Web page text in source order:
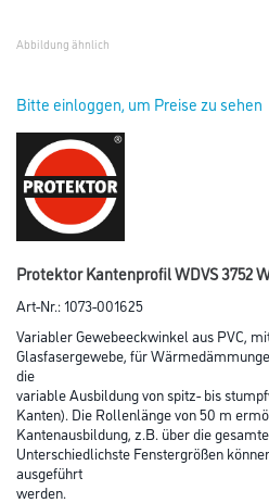
Abbildung ähnlich
Bitte einloggen, um Preise zu sehen
Protektor Kantenprofil WDVS 3752
Art-Nr.:1073-001625
Variabler Gewebeeckwinkel aus PVC,
Glasfasergewebe, für
die
variable Ausbildung von spitz- bis
Kanten). Die Rollenlänge von 50 m
Kantenausbildung, z.B. über die
Unterschiedlichste Fenstergrößen
ausgeführt
werden.